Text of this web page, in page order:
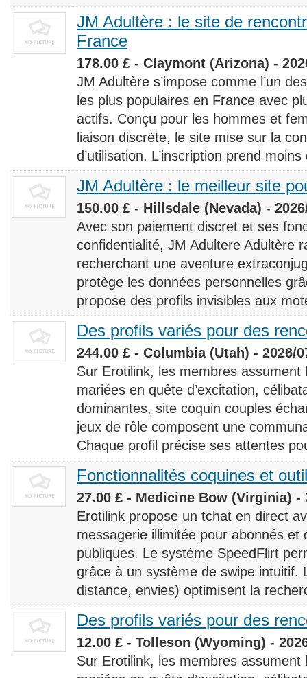
JM Adultère : le site de
France
178.00 £ - Claymont (Arizona) -
JM Adultère s’impose comme l’un
les plus populaires en France avec
actifs. Conçu pour les hommes et
liaison discrète, le site mise sur la
d’utilisation. L’inscription prend
JM Adultère : le meilleur site
150.00 £ - Hillsdale (Nevada) -
Avec son paiement discret et ses
confidentialité, JM Adultere Adultère
recherchant une aventure
protège les données personnelles
propose des profils invisibles aux
Des profils variés pour des
244.00 £ - Columbia (Utah) - 2026/
Sur Erotilink, les membres
mariées en quête d’excitation,
dominantes, site coquin couples
jeux de rôle composent une
Chaque profil précise ses attentes
Fonctionnalités coquines et
27.00 £ - Medicine Bow (Virginia) -
Erotilink propose un tchat en direct
messagerie illimitée pour abonnés et
publiques. Le système SpeedFlirt
grâce à un système de swipe intuitif.
distance, envies) optimisent la
Des profils variés pour des
12.00 £ - Tolleson (Wyoming) -
Sur Erotilink, les membres